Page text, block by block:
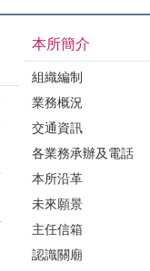
本所簡介
組織編制
業務概況
交通資訊
各業務承辦及電話
本所沿革
未來願景
主任信箱
認識關廟